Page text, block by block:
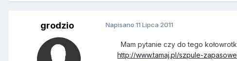
grodzio Napisano 11 Lipca 2011
Mam pytanie czy do tego
http://www.tamaj.pl/szpule-